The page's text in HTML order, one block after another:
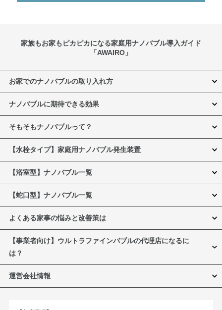
家族もお家もピカピカになる家庭用ナノバブル導入ガイド
「AWAIRO」
お家でのナノバブルの取り入れ方
ナノバブルに期待できる効果
そもそもナノバブルって？
【水栓タイプ】家庭用ナノバブル発生装置
【浴室型】ナノバブル一覧
【蛇口型】ナノバブル一覧
よくある家事の悩みと改善策は
【事業者向け】ウルトラファインバブルの代理店になるに
は？
運営会社情報